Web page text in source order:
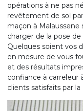
opérations à ne pas
revêtement de sol
maçon à
charger de la pose
Quelques soient vos
en mesure de vous
et des résultats
confiance à carreleur
clients satisfaits par la